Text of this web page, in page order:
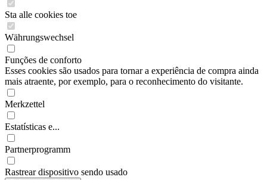
Sta alle cookies toe
Währungswechsel
Funções de conforto
Esses cookies são usados para tornar a experiência de compra ainda
mais atraente, por exemplo, para o reconhecimento do visitante.
Merkzettel
Estatísticas e...
Partnerprogramm
Rastrear dispositivo sendo usado